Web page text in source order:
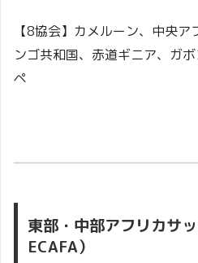
【8協会】カメルーン、中央
ンゴ共和国、赤道ギニア、ガ
ペ
東部・中部アフリカサ
ECAFA）